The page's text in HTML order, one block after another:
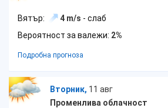
Вятър: 4 m/s - слаб
Вероятност за валежи: 2%
Подробна прогноза
Вторник, 11 авг
Променлива облачност